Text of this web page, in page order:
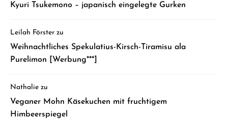
Kyuri Tsukemono – japanisch eingelegte Gurken
Leilah Förster zu
Weihnachtliches Spekulatius-Kirsch-Tiramisu ala
Purelimon [Werbung***]
Nathalie zu
Veganer Mohn Käsekuchen mit fruchtigem
Himbeerspiegel